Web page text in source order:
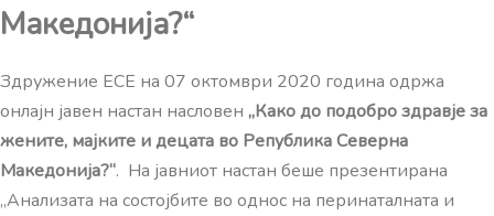
Македонија?“
Здружение ЕСЕ на 07 октомври 2020 година одржа
онлајн јавен настан насловен „Како до подобро здравје за
жените, мајките и децата во Република Северна
Македонија?“. На јавниот настан беше презентирана
„Анализата на состојбите во однос на перинаталната и